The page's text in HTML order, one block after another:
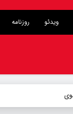
ویدئو روزنامه